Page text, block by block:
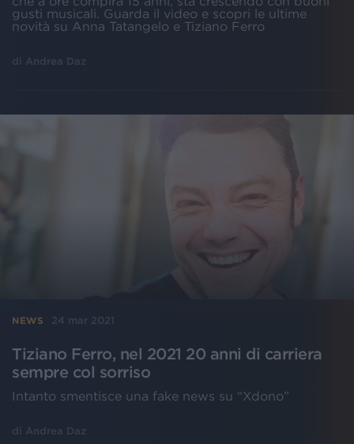
gusti musicali. Guarda il video e scopri le ultime
novità su Anna Tatangelo e Tiziano Ferro
di Andrea Daz
NEWS 24 mar 2021
Tiziano Ferro, nel 2021 20 anni di carriera
sempre col sorriso
Intanto smentisce una fake news su “Xdono”
di Andrea Daz